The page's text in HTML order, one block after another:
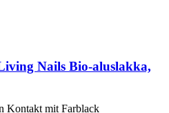
Nails Bio-​aluslakka,
Kontakt mit Farblack